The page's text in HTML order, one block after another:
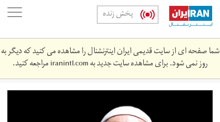
Skip
main
content
پخش زنده
شما صفحه ای از سایت قدیمی ایران اینترنشنال را مشاهده می کنید که دیگر به
روز نمی شود. برای مشاهده سایت جدید بهiranintl.comمراجعه کنید.
pp_frnsys_2.jpg